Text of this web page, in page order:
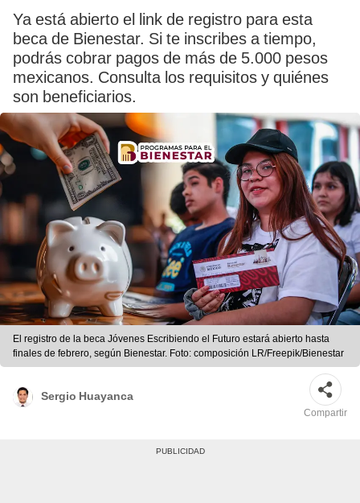
Ya está abierto el link de registro para esta
beca de Bienestar. Si te inscribes a tiempo,
podrás cobrar pagos de más de 5.000 pesos
mexicanos. Consulta los requisitos y quiénes
son beneficiarios.
El registro de la beca Jóvenes Escribiendo el Futuro estará abierto hasta
finales de febrero, según Bienestar. Foto: composición LR/Freepik/Bienestar
Sergio Huayanca
Compartir